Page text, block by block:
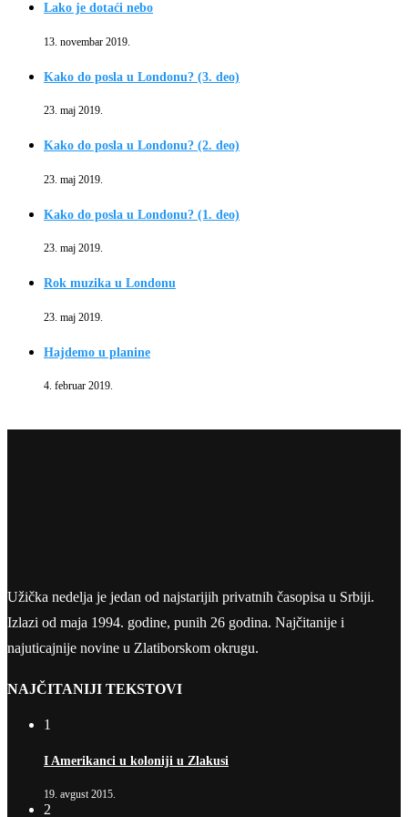
Lako je dotaći nebo
13. novembar 2019.
Kako do posla u Londonu? (3. deo)
23. maj 2019.
Kako do posla u Londonu? (2. deo)
23. maj 2019.
Kako do posla u Londonu? (1. deo)
23. maj 2019.
Rok muzika u Londonu
23. maj 2019.
Hajdemo u planine
4. februar 2019.
Užička nedelja je jedan od najstarijih privatnih časopisa u Srbiji.
Izlazi od maja 1994. godine, punih 26 godina. Najčitanije i
najuticajnije novine u Zlatiborskom okrugu.
NAJČITANIJI TEKSTOVI
1
I Amerikanci u koloniji u Zlakusi
19. avgust 2015.
2